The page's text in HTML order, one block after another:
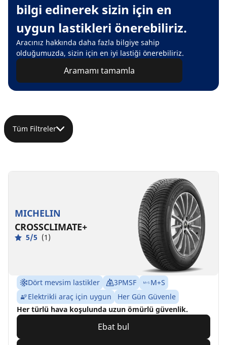
bilgi edinerek sizin için en
uygun lastikleri önerebiliriz.
Aracınız hakkında daha fazla bilgiye sahip
olduğumuzda, sizin için en iyi lastiği önerebiliriz.
Aramamı tamamla
Tüm Filtreler
MICHELIN
CROSSCLIMATE+
5/5 (1)
Dört mevsim lastikler 3PMSF
M+S
Elektrikli araç için uygun
Her Gün Güvenle
Her türlü hava koşulunda uzun ömürlü güvenlik.
Ebat bul